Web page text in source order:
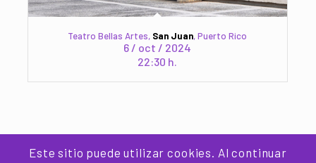
Teatro Bellas Artes, San Juan, Puerto Rico
6 / oct / 2024
22:30 h.
Este sitio puede utilizar cookies. Al continuar